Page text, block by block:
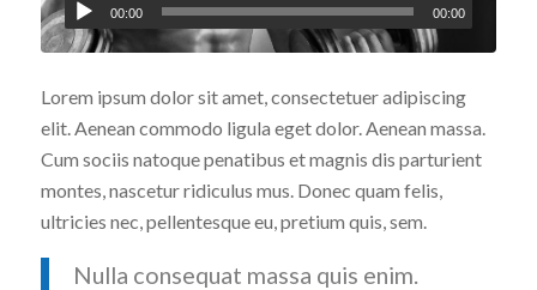
00:00 00:00
Lorem ipsum dolor sit amet, consectetuer adipiscing
elit. Aenean commodo ligula eget dolor. Aenean massa.
Cum sociis natoque penatibus et magnis dis parturient
montes, nascetur ridiculus mus. Donec quam felis,
ultricies nec, pellentesque eu, pretium quis, sem.
Nulla consequat massa quis enim.